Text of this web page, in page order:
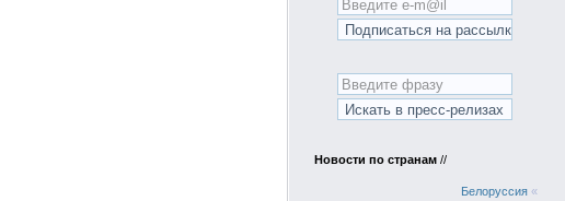
Новости по странам //
Белоруссия «